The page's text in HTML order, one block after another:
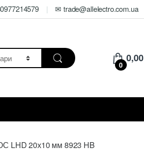
✉ trade@allelectro.com.ua
0
0,00
LHD 20х10 мм 8923 HB